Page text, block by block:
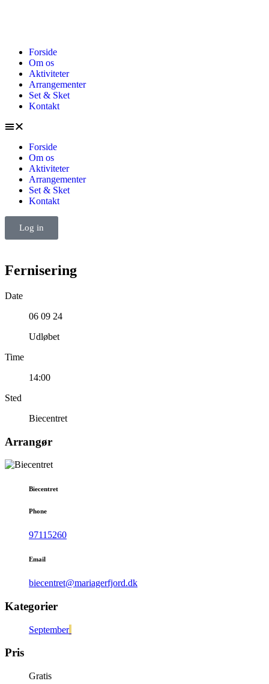
Forside
Om os
Aktiviteter
Arrangementer
Set & Sket
Kontakt
Forside
Om os
Aktiviteter
Arrangementer
Set & Sket
Kontakt
Log in
Fernisering
Date
06 09 24
Udløbet
Time
14:00
Sted
Biecentret
Arrangør
Biecentret
Phone
97115260
Email
biecentret@mariagerfjord.dk
Kategorier
September
Pris
Gratis